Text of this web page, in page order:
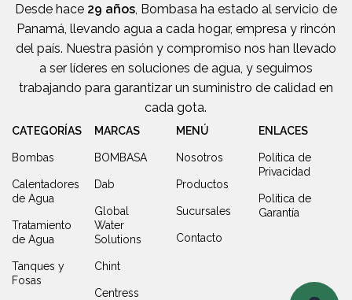
Desde hace 29 años, Bombasa ha estado al servicio de
Panamá, llevando agua a cada hogar, empresa y rincón
del país. Nuestra pasión y compromiso nos han llevado
a ser líderes en soluciones de agua, y seguimos
trabajando para garantizar un suministro de calidad en
cada gota.
CATEGORÍAS
Bombas
Calentadores
de Agua
Tratamiento
de Agua
Tanques y
Fosas
MARCAS
BOMBASA
Dab
Global
Water
Solutions
Chint
Centress
MENÚ
Nosotros
Productos
Sucursales
Contacto
ENLACES
Política de
Privacidad
Política de
Garantía